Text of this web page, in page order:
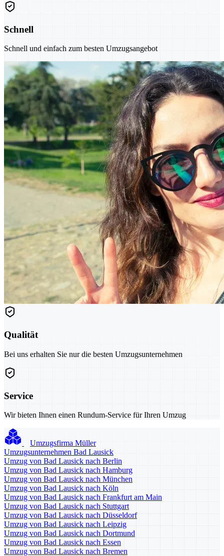
Schnell
Schnell und einfach zum besten Umzugsangebot
Qualität
Bei uns erhalten Sie nur die besten Umzugsunternehmen
Service
Wir bieten Ihnen einen Rundum-Service für Ihren Umzug
Umzugsfirma Müller
Umzugsunternehmen Bad Lausick
Umzug von Bad Lausick nach Berlin
Umzug von Bad Lausick nach Hamburg
Umzug von Bad Lausick nach München
Umzug von Bad Lausick nach Köln
Umzug von Bad Lausick nach Frankfurt am Main
Umzug von Bad Lausick nach Stuttgart
Umzug von Bad Lausick nach Düsseldorf
Umzug von Bad Lausick nach Leipzig
Umzug von Bad Lausick nach Dortmund
Umzug von Bad Lausick nach Essen
Umzug von Bad Lausick nach Bremen